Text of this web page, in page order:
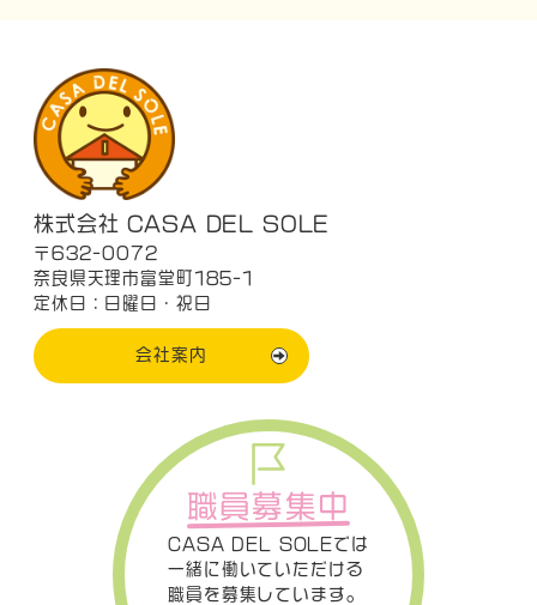
株式会社 CASA DEL SOLE
〒632-0072
奈良県天理市富堂町185-1
定休日：日曜日・祝日
会社案内
職員募集中
CASA DEL SOLEでは
一緒に働いていただける
職員を募集しています。